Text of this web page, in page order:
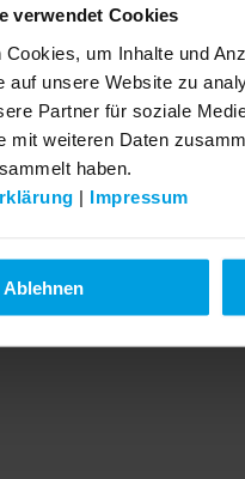
verwendet Cookies
Cookies, um Inhalte und
auf unsere Website zu
Partner für soziale
mit weiteren Daten
haben.
| Impressum
Ablehnen